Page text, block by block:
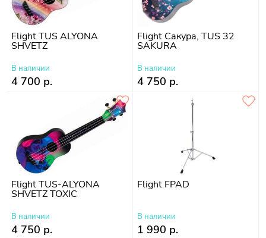
Flight TUS ALYONA
SHVETZ
В наличии
4 700 р.
Flight Сакура, TUS 32
SAKURA
В наличии
4 750 р.
Flight TUS-ALYONA
SHVETZ TOXIC
В наличии
4 750 р.
Flight FPAD
В наличии
1 990 р.